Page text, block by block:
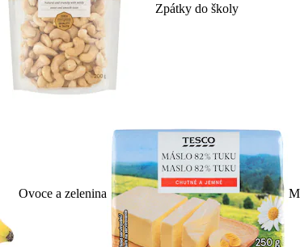
Zpátky do školy
Ovoce a zelenina